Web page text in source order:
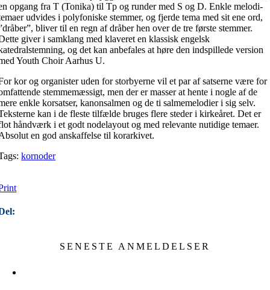
opgang fra T (Tonika) til Tp og runder med S og D. Enkle melodi-
udvides i polyfoniske stemmer, og fjerde tema med sit ene ord,
bliver til en regn af dråber hen over de tre første stemmer.
giver i samklang med klaveret en klassisk engelsk
og det kan anbefales at høre den indspillede version
Youth Choir Aarhus U.
kor og organister uden for storbyerne vil et par af satserne være for
stemmemæssigt, men der er masser at hente i nogle af de
enkle korsatser, kanonsalmen og de ti salmemelodier i sig selv.
kan i de fleste tilfælde bruges flere steder i kirkeåret. Det er
håndværk i et godt nodelayout og med relevante nutidige temaer.
en god anskaffelse til korarkivet.
kornoder
SENESTE ANMELDELSER